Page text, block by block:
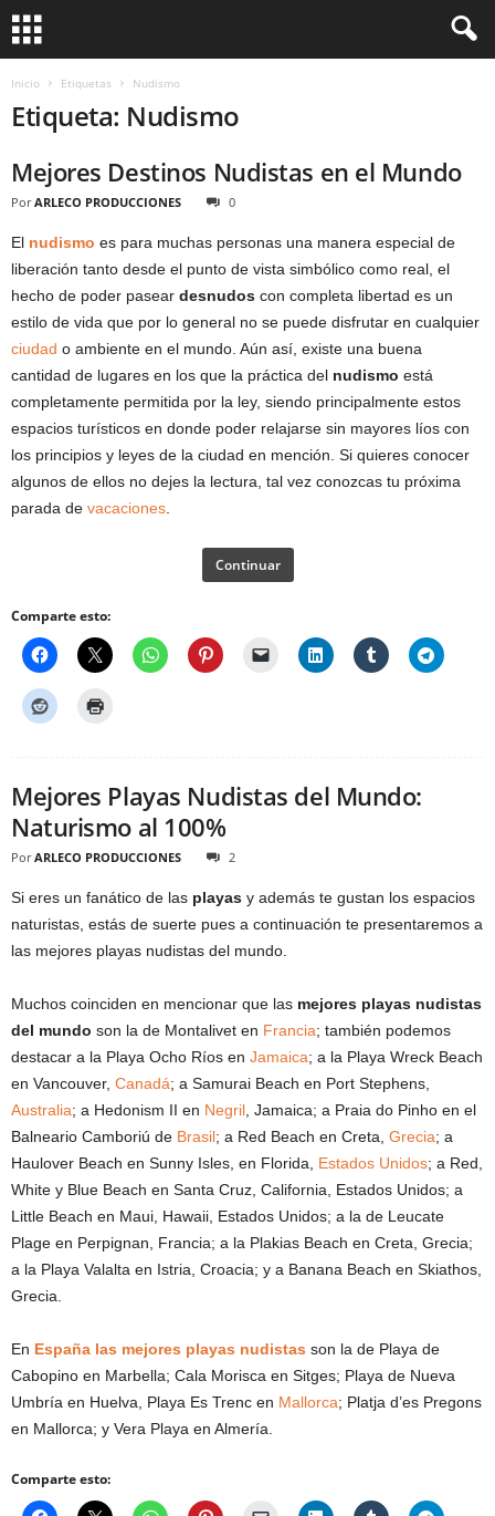
Inicio Etiquetas Nudismo
Etiqueta: Nudismo
Mejores Destinos Nudistas en el Mundo
Por ARLECO PRODUCCIONES 0
El nudismo es para muchas personas una manera especial de
liberación tanto desde el punto de vista simbólico como real, el
hecho de poder pasear desnudos con completa libertad es un
estilo de vida que por lo general no se puede disfrutar en cualquier
ciudad o ambiente en el mundo. Aún así, existe una buena
cantidad de lugares en los que la práctica del nudismo está
completamente permitida por la ley, siendo principalmente estos
espacios turísticos en donde poder relajarse sin mayores líos con
los principios y leyes de la ciudad en mención. Si quieres conocer
algunos de ellos no dejes la lectura, tal vez conozcas tu próxima
parada de vacaciones
Continuar
Comparte esto:
Mejores Playas Nudistas del Mundo:
Naturismo al 100%
Por ARLECO PRODUCCIONES 2
Si eres un fanático de las playas y además te gustan los espacios
naturistas, estás de suerte pues a continuación te presentaremos a
las mejores playas nudistas del mundo.
Muchos coinciden en mencionar que las mejores playas nudistas
del mundo son la de Montalivet en Francia; también podemos
destacar a la Playa Ocho Ríos en Jamaica; a la Playa Wreck Beach
en Vancouver, Canadá; a Samurai Beach en Port Stephens,
Australia; a Hedonism II en Negril , Jamaica; a Praia do Pinho en el
Balneario Camboriú de Brasil; a Red Beach en Creta, Grecia; a
Haulover Beach en Sunny Isles, en Florida, Estados Unidos; a Red,
White y Blue Beach en Santa Cruz, California, Estados Unidos; a
Little Beach en Maui, Hawaii, Estados Unidos; a la de Leucate
Plage en Perpignan, Francia; a la Plakias Beach en Creta, Grecia;
a la Playa Valalta en Istria, Croacia; y a Banana Beach en Skiathos,
Grecia.
En España las mejores playas nudistas son la de Playa de
Cabopino en Marbella; Cala Morisca en Sitges; Playa de Nueva
Umbría en Huelva, Playa Es Trenc en Mallorca; Platja d’es Pregons
en Mallorca; y Vera Playa en Almería.
Comparte esto: